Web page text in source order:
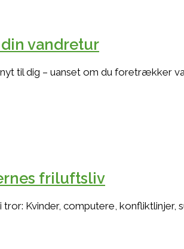
vandretur
til dig – uanset om du foretrækker
friluftsliv
Kvinder, computere, konfliktlinjer,